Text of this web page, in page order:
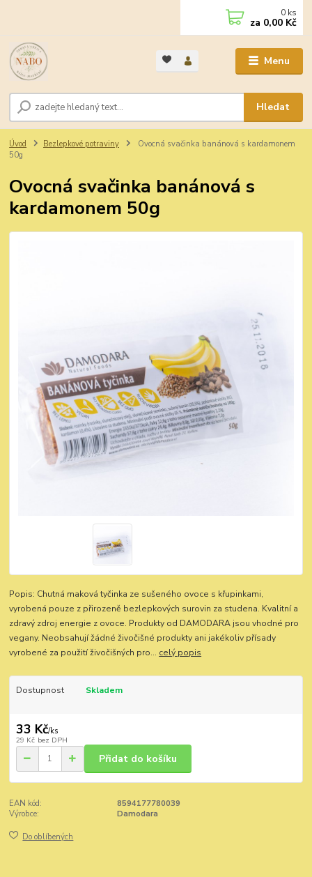
Menu
Hledat
0 ks
za 0,00 Kč
Úvod Bezlepkové potraviny
Ovocná svačinka banánová s kardamonem
50g
Ovocná svačinka banánová s
kardamonem 50g
Popis: Chutná maková tyčinka ze sušeného ovoce s křupinkami,
vyrobená pouze z přirozeně bezlepkových surovin za studena. Kvalitní a
zdravý zdroj energie z ovoce. Produkty od DAMODARA jsou vhodné pro
vegany. Neobsahují žádné živočišné produkty ani jakékoliv přísady
vyrobené za použití živočišných pro... celý popis
Dostupnost Skladem
33 Kč/ks
29 Kč bez DPH
Přidat do košíku
EAN kód:
8594177780039
Výrobce:
Damodara
Do oblíbených